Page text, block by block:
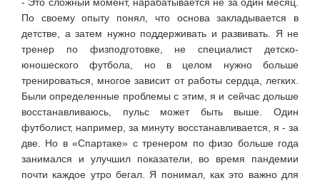
По своему опыту понял, что основа закладывается в
детстве, а затем нужно поддерживать и развивать. Я не
тренер по физподготовке, не специалист детско-
юношеского футбола, но в целом нужно больше
тренироваться, многое зависит от работы сердца, легких.
Были определенные проблемы с этим, я и сейчас дольше
восстанавливаюсь, пульс может быть выше. Один
футболист, например, за минуту восстанавливается, я - за
две. Но в «Спартаке» с тренером по физо больше года
занимался и улучшил показатели, во время пандемии
почти каждое утро бегал. Я понимал, как это важно для